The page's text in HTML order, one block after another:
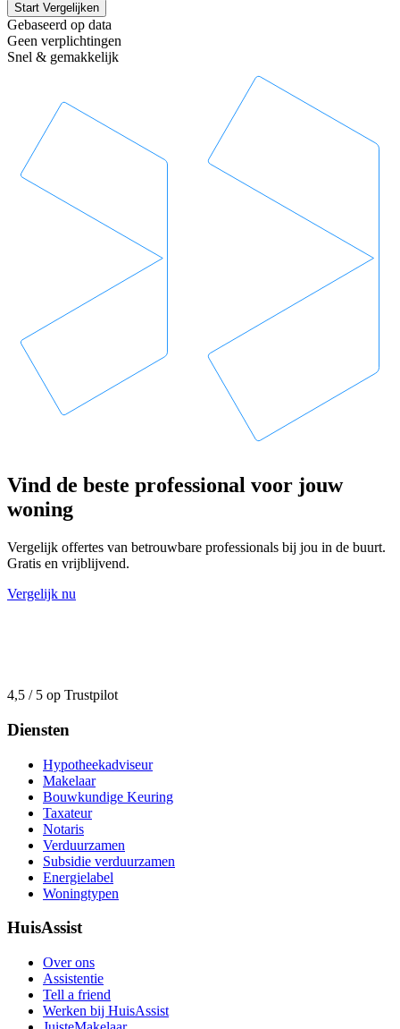
Start Vergelijken
Gebaseerd op data
Geen verplichtingen
Snel & gemakkelijk
Vind de beste professional voor jouw
woning
Vergelijk offertes van betrouwbare professionals bij jou in de buurt.
Gratis en vrijblijvend.
Vergelijk nu
4,5 / 5 op Trustpilot
Diensten
Hypotheekadviseur
Makelaar
Bouwkundige Keuring
Taxateur
Notaris
Verduurzamen
Subsidie verduurzamen
Energielabel
Woningtypen
HuisAssist
Over ons
Assistentie
Tell a friend
Werken bij HuisAssist